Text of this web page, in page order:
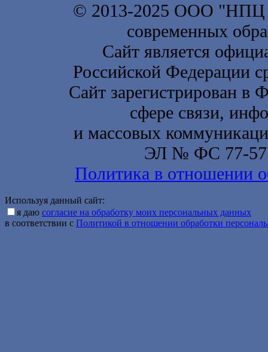
© 2013-2025 ООО
современных
Сайт является
Российской Федерации
Сайт зарегистрирован в
сфере связи,
и массовых
ЭЛ № ФС 77-
Политика в отношении
Используя данный сайт:
я даю согласие на обработку моих персональных данных
в соответствии с Политикой в отношении обработки